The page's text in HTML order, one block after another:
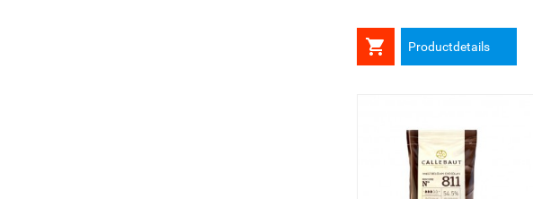
 Productdetails